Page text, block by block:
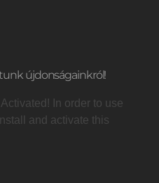
újdonságainkról!
In order to use
and activate this